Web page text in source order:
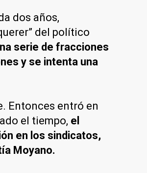
dos años,
del político
serie de fracciones
y se intenta una
Entonces entró en
el tiempo, el
en los sindicatos,
Moyano.